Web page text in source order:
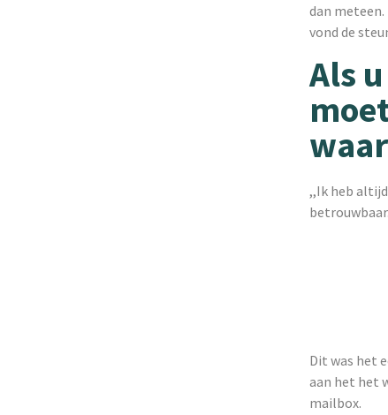
dan
vond de
Als
,,Ik heb
Dit was het
aan het het
mailbox.